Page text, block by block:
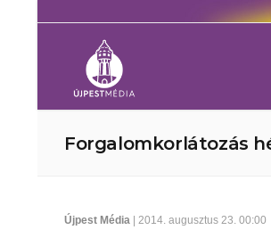
Forgalomkorlátozás
Újpest Média | 2014. augusztus 23. 00:00